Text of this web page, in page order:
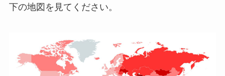
下の地図を見てください。